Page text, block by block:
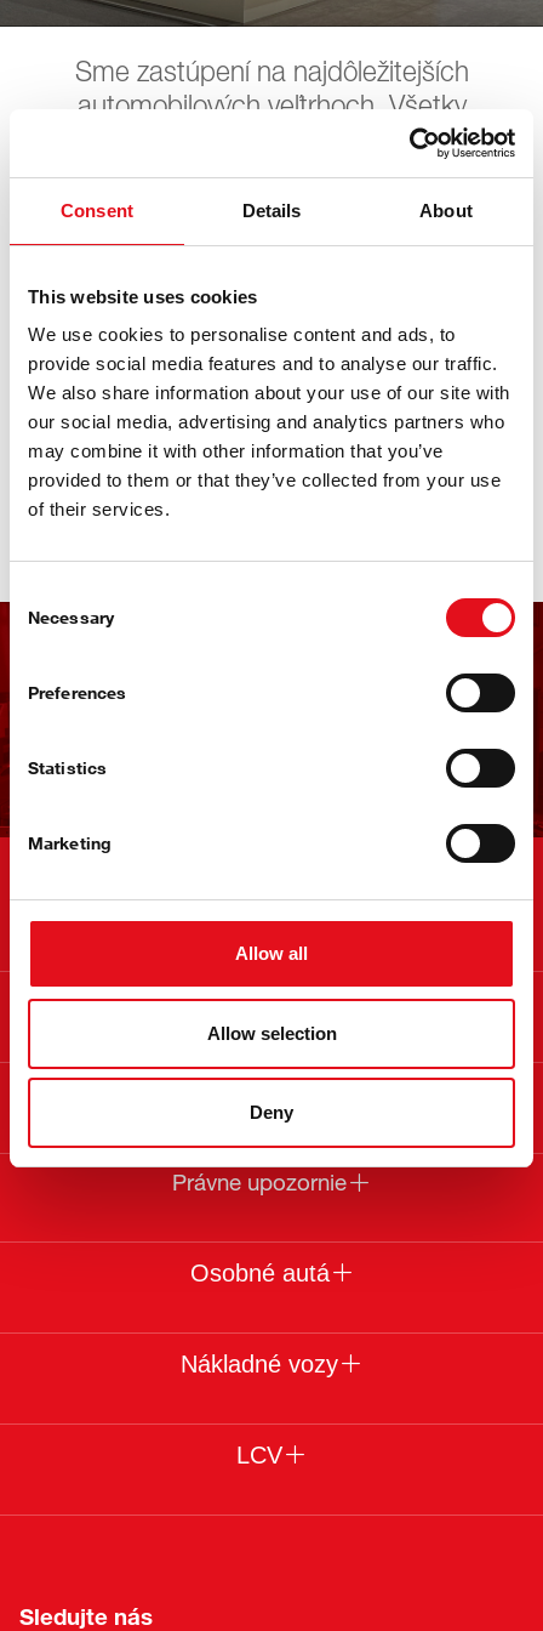
Consent Details About
This website uses cookies
We use cookies to personalise content and ads, to
provide social media features and to analyse our traffic.
We also share information about your use of our site with
our social media, advertising and analytics partners who
may combine it with other information that you’ve
provided to them or that they’ve collected from your use
of their services.
Selection
Necessary
Preferences
Statistics
Marketing
Allow all
Allow selection
Deny
Sme zastúpení na najdôležitejších
automobilových veľtrhoch. Všetky
nadchádzajúce akcie nájdete tu. Tešíme
sa na vašu návštevu.
LKQ STAHLGRUER
Leistungsschau
13. júna 2026 - 14. júna 2026 · Leipzig · open in Maps
Odoberať newsletter febi
Informácie
Právne upozornie
Osobné autá
Nákladné vozy
LCV
Sledujte nás